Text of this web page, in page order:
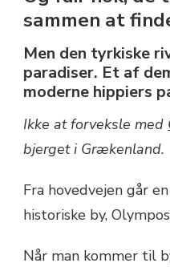
sammen at
Men den tyrkiske
paradiser. Et af
moderne hippiers
Ikke at forveksle med
bjerget i Grækenland.
Fra hovedvejen går
historiske by,
Når man kommer til